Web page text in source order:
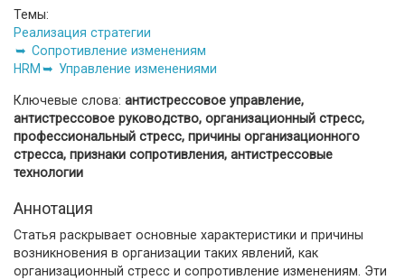
Темы:
Реализация стратегии
Сопротивление изменениям
HRM
Управление изменениями
Ключевые слова: антистрессовое управление,
антистрессовое руководство, организационный стресс,
профессиональный стресс, причины организационного
стресса, признаки сопротивления, антистрессовые
технологии
Аннотация
Статья раскрывает основные характеристики и причины
возникновения в организации таких явлений, как
организационный стресс и сопротивление изменениям. Эти